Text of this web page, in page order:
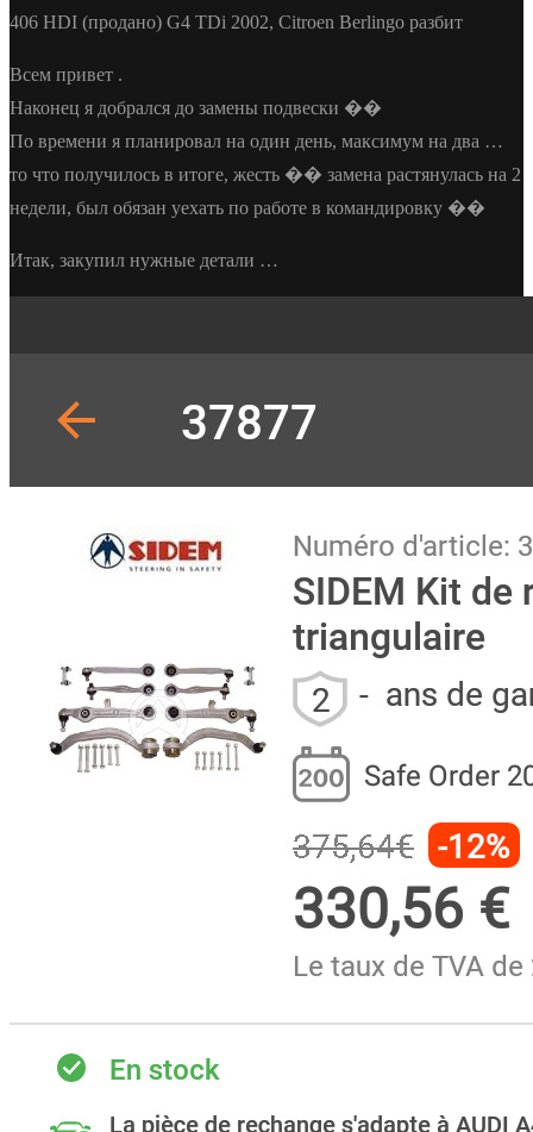
406 HDI (продано) G4 TDi 2002, Citroen Berlingo разбит
Всем привет .
Наконец я добрался до замены подвески ��
По времени я планировал на один день, максимум на два …
то что получилось в итоге, жесть �� замена растянулась на 2
недели, был обязан уехать по работе в командировку ��
Итак, закупил нужные детали …